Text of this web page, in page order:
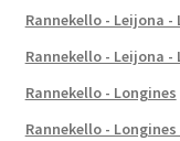
Rannekello - Leijona -
Rannekello - Leijona
Rannekello - Longines
Rannekello -